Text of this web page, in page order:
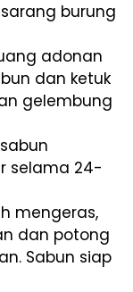
burung
adonan
dan ketuk
gelembung
selama 24-
mengeras,
dan potong
Sabun siap